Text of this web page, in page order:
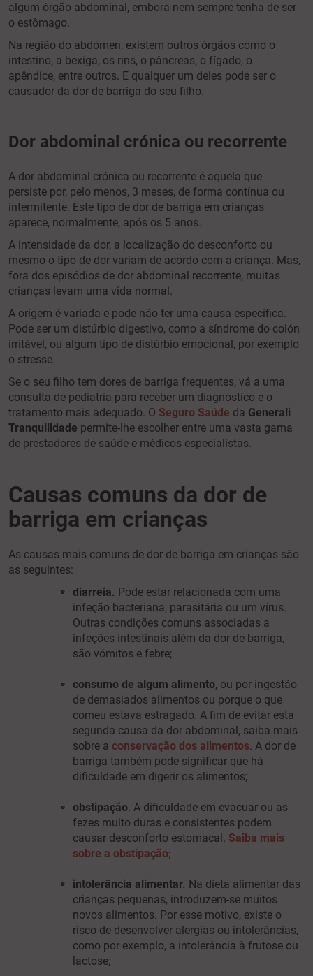
algum órgão abdominal, embora nem sempre tenha de ser
o estômago.
Na região do abdómen, existem outros órgãos como o
intestino, a bexiga, os rins, o pâncreas, o fígado, o
apêndice, entre outros. E qualquer um deles pode ser o
causador da dor de barriga do seu filho.
Dor abdominal crónica ou recorrente
A dor abdominal crónica ou recorrente é aquela que
persiste por, pelo menos, 3 meses, de forma contínua ou
intermitente. Este tipo de dor de barriga em crianças
aparece, normalmente, após os 5 anos.
A intensidade da dor, a localização do desconforto ou
mesmo o tipo de dor variam de acordo com a criança. Mas,
fora dos episódios de dor abdominal recorrente, muitas
crianças levam uma vida normal.
A origem é variada e pode não ter uma causa específica.
Pode ser um distúrbio digestivo, como a síndrome do colón
irritável, ou algum tipo de distúrbio emocional, por exemplo
o stresse.
Se o seu filho tem dores de barriga frequentes, vá a uma
consulta de pediatria para receber um diagnóstico e o
tratamento mais adequado. O Seguro Saúde da Generali
Tranquilidade permite-lhe escolher entre uma vasta gama
de prestadores de saúde e médicos especialistas.
Causas comuns da dor de
barriga em crianças
As causas mais comuns de dor de barriga em crianças são
as seguintes:
diarreia. Pode estar relacionada com uma
infeção bacteriana, parasitária ou um vírus.
Outras condições comuns associadas a
infeções intestinais além da dor de barriga,
são vómitos e febre;
consumo de algum alimento, ou por ingestão
de demasiados alimentos ou porque o que
comeu estava estragado. A fim de evitar esta
segunda causa da dor abdominal, saiba mais
sobre a conservação dos alimentos. A dor de
barriga também pode significar que há
dificuldade em digerir os alimentos;
obstipação. A dificuldade em evacuar ou as
fezes muito duras e consistentes podem
causar desconforto estomacal. Saiba mais
sobre a obstipação;
intolerância alimentar. Na dieta alimentar das
crianças pequenas, introduzem-se muitos
novos alimentos. Por esse motivo, existe o
risco de desenvolver alergias ou intolerâncias,
como por exemplo, a intolerância à frutose ou
lactose;